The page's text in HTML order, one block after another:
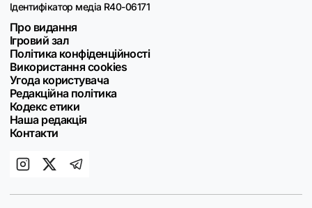
Ідентифікатор медіа R40-06171
Про видання
Ігровий зал
Політика конфіденційності
Використання cookies
Угода користувача
Редакційна політика
Кодекс етики
Наша редакція
Контакти